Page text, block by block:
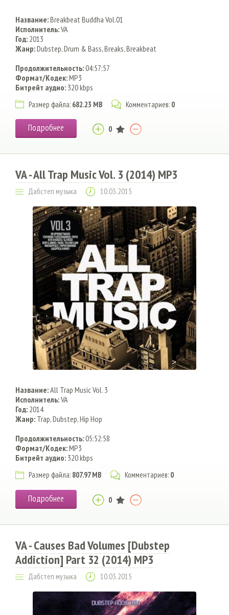
Название:Breakbeat Buddha Vol.01
Исполнитель:VA
Год: 2013
Жанр:Dubstep, Drum & Bass, Breaks, Breakbeat
Продолжительность:04:57:57
Формат/Кодек:MP3
Битрейт аудио: 320 kbps
Размер файла: 682.23 MB Комментариев: 0
Подробнее 0
VA - All Trap Music Vol. 3 (2014) MP3
Дабстеп музыка 10.03.2015
Название:All Trap Music Vol. 3
Исполнитель:VA
Год: 2014
Жанр: Trap, Dubstep, Hip Hop
Продолжительность:05:52:58
Формат/Кодек:MP3
Битрейт аудио: 320 kbps
Размер файла: 807.97 MB Комментариев: 0
Подробнее 0
VA - Causes Bad Volumes [Dubstep
Addiction] Part 32 (2014) MP3
Дабстеп музыка 10.03.2015